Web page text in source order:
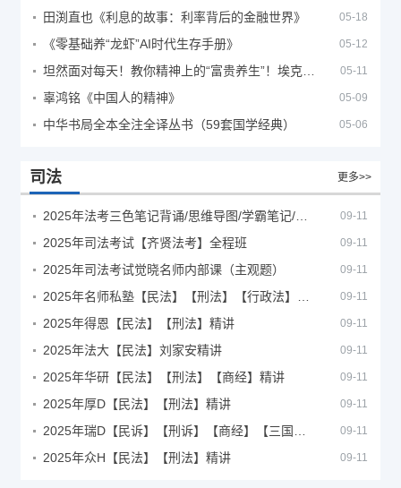
田渕直也《利息的故事：利率背后的金融世界》 05-18
《零基础养“龙虾”AI时代生存手册》 05-12
05-11
辜鸿铭《中国人的精神》 05-09
中华书局全本全注全译丛书（59套国学经典） 05-06
司法 更多>>
09-11
2025年司法考试【齐贤法考】全程班 09-11
2025年司法考试觉晓名师内部课（主观题） 09-11
09-11
2025年得恩【民法】【刑法】精讲 09-11
2025年法大【民法】刘家安精讲 09-11
2025年华研【民法】【刑法】【商经】精讲 09-11
2025年厚D【民法】【刑法】精讲 09-11
09-11
2025年众H【民法】【刑法】精讲 09-11